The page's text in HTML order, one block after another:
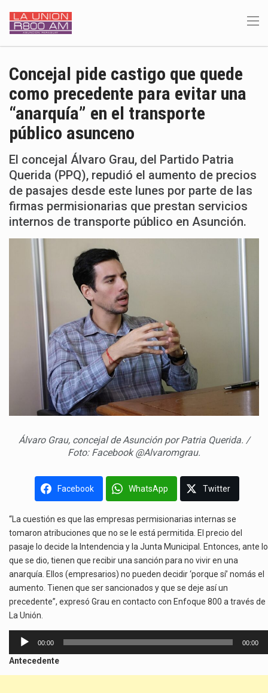
Concejal pide castigo que quede
como precedente para evitar una
“anarquía” en el transporte
público asunceno
El concejal Álvaro Grau, del Partido Patria
Querida (PPQ), repudió el aumento de precios
de pasajes desde este lunes por parte de las
firmas permisionarias que prestan servicios
internos de transporte público en Asunción.
Álvaro Grau, concejal de Asunción por Patria Querida. /
Foto: Facebook @Alvaromgrau.
Facebook WhatsApp Twitter
“La cuestión es que las empresas permisionarias internas se
tomaron atribuciones que no se le está permitida. El precio del
pasaje lo decide la Intendencia y la Junta Municipal. Entonces, ante lo
que se dio, tienen que recibir una sanción para no vivir en una
anarquía. Ellos (empresarios) no pueden decidir ‘porque sí’ nomás el
aumento. Tienen que ser sancionados y que se deje así un
precedente”, expresó Grau en contacto con Enfoque 800 a través de
La Unión.
Reproductor
audio
00:00 00:00
Antecedente